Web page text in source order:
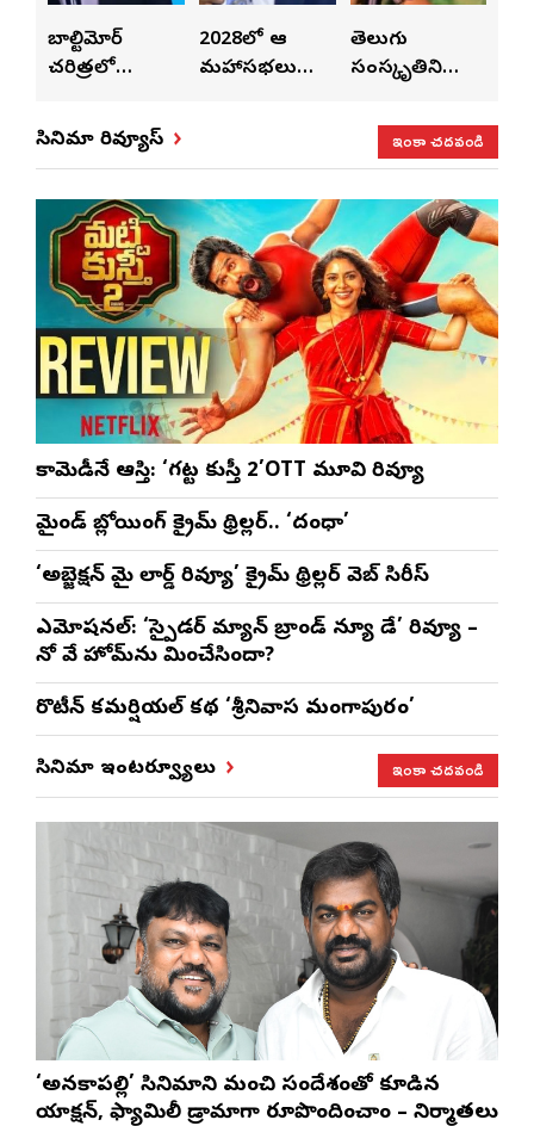
బాల్టిమోర్
చరిత్రలో
వేడుక ఇది: శ్రీధర్
2028లో ఆటా
మహాసభలు
తెలుగు
సంస్కృతిని
చేస్తున్నారు:
అనన్య నాగళ్ల
సినిమా రివ్యూస్ ఇంకా చదవండి
కామెడీనే ఆస్తి: ‘గట్ట కుస్తీ 2’OTT మూవి రివ్యూ
మైండ్ బ్లోయింగ్ క్రైమ్ థ్రిల్లర్.. ‘దంధా’
‘అబ్జెక్ష‌న్ మై లార్డ్ రివ్యూ’ క్రైమ్ థ్రిల్ల‌ర్ వెబ్ సిరీస్
ఎమోష‌న‌ల్‌: ‘స్పైడర్ మ్యాన్ బ్రాండ్ న్యూ డే’ రివ్యూ –
నో వే హోమ్‌ను మించేసిందా?
రొటీన్‌ కమర్షియల్‌ కథ ‘శ్రీనివాస మంగాపురం’
సినిమా ఇంటర్వ్యూలు ఇంకా చదవండి
‘అనకాపల్లి’ సినిమాని మంచి సందేశంతో కూడిన
యాక్షన్, ఫ్యామిలీ డ్రామాగా రూపొందించాం – నిర్మాతలు